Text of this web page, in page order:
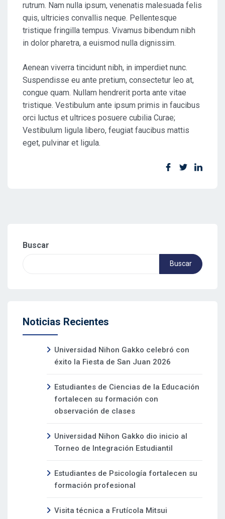
rutrum. Nam nulla ipsum, venenatis malesuada felis
quis, ultricies convallis neque. Pellentesque
tristique fringilla tempus. Vivamus bibendum nibh
in dolor pharetra, a euismod nulla dignissim.
Aenean viverra tincidunt nibh, in imperdiet nunc.
Suspendisse eu ante pretium, consectetur leo at,
congue quam. Nullam hendrerit porta ante vitae
tristique. Vestibulum ante ipsum primis in faucibus
orci luctus et ultrices posuere cubilia Curae;
Vestibulum ligula libero, feugiat faucibus mattis
eget, pulvinar et ligula.
Buscar
Buscar
Noticias Recientes
Universidad Nihon Gakko celebró con
éxito la Fiesta de San Juan 2026
Estudiantes de Ciencias de la Educación
fortalecen su formación con
observación de clases
Universidad Nihon Gakko dio inicio al
Torneo de Integración Estudiantil
Estudiantes de Psicología fortalecen su
formación profesional
Visita técnica a Frutícola Mitsui